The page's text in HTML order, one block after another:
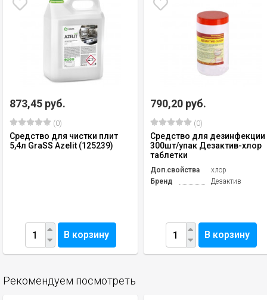
873,45 руб.
(0)
Средство для чистки плит
5,4л GraSS Azelit (125239)
В корзину
790,20 руб.
(0)
Средство для дезинфекции
300шт/упак Дезактив-хлор
таблетки
Доп.свойства
хлор
Бренд
Дезактив
В корзину
Рекомендуем посмотреть